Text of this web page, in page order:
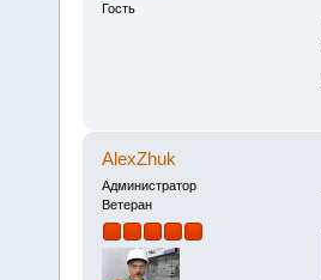
Гость
AlexZhuk
Администратор
Ветеран